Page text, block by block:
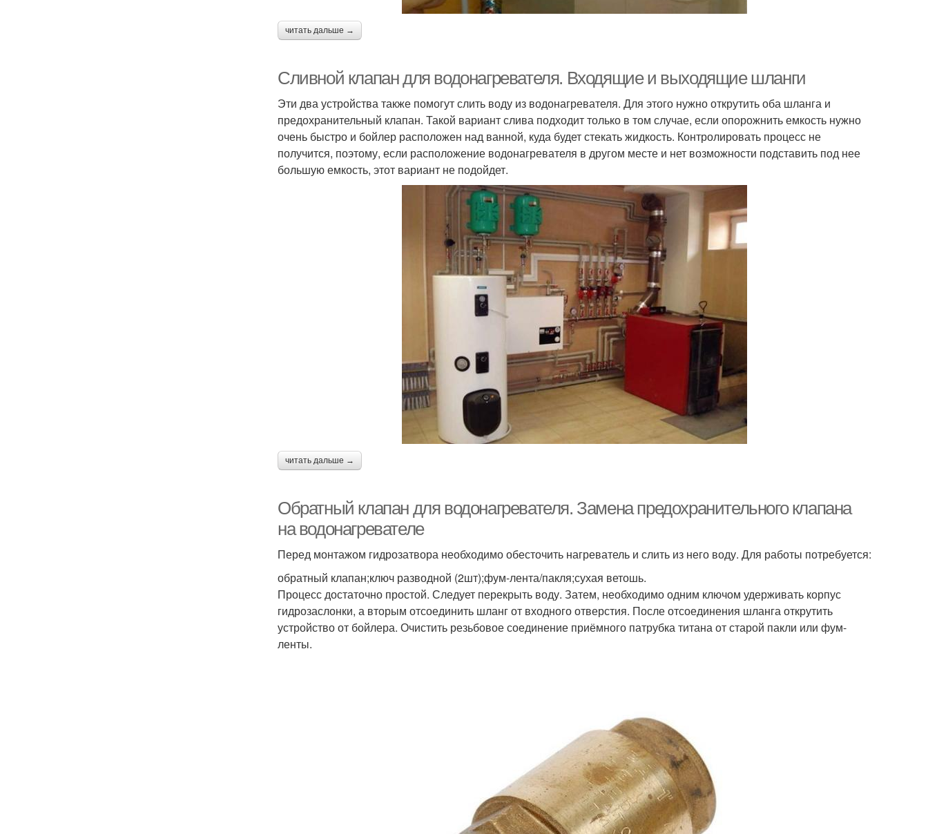
читать дальше →
Сливной клапан для водонагревателя. Входящие и выходящие шланги
Эти два устройства также помогут слить воду из водонагревателя. Для этого нужно открутить оба шланга и
предохранительный клапан. Такой вариант слива подходит только в том случае, если опорожнить емкость нужно
очень быстро и бойлер расположен над ванной, куда будет стекать жидкость. Контролировать процесс не
получится, поэтому, если расположение водонагревателя в другом месте и нет возможности подставить под нее
большую емкость, этот вариант не подойдет.
читать дальше →
Обратный клапан для водонагревателя. Замена предохранительного клапана
на водонагревателе
Перед монтажом гидрозатвора необходимо обесточить нагреватель и слить из него воду. Для работы потребуется:
обратный клапан;ключ разводной (2шт);фум-лента/пакля;сухая ветошь.
Процесс достаточно простой. Следует перекрыть воду. Затем, необходимо одним ключом удерживать корпус
гидрозаслонки, а вторым отсоединить шланг от входного отверстия. После отсоединения шланга открутить
устройство от бойлера. Очистить резьбовое соединение приёмного патрубка титана от старой пакли или фум-
ленты.